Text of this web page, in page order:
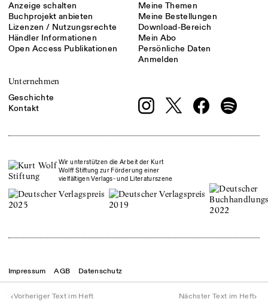
‹Vorheriger Text im Heft Nächster Text im Heft›
Anzeige schalten
Buchprojekt anbieten
Lizenzen / Nutzungsrechte
Händler Informationen
Open Access Publikationen
Meine Themen
Meine Bestellungen
Download-Bereich
Mein Abo
Persönliche Daten
Anmelden
Unternehmen
Geschichte
Kontakt
Wir unterstützen die Arbeit der Kurt
Wolff Stiftung zur Förderung einer
vielfältigen Verlags- und Literaturszene
© Theater der Zeit2026
Impressum AGB Datenschutz